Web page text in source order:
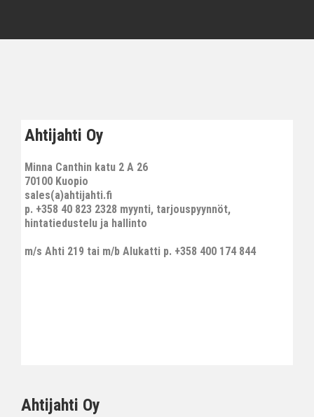
Ahtijahti Oy
Minna Canthin katu 2 A 26
70100 Kuopio
sales(a)ahtijahti.fi
p. +358 40 823 2328 myynti, tarjouspyynnöt,
hintatiedustelu ja hallinto
m/s Ahti 219 tai m/b Alukatti p. +358 400 174 844
Ahtijahti Oy